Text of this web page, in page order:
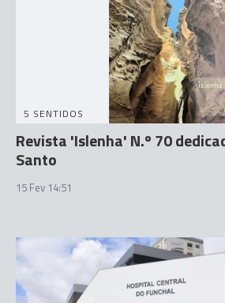
5 SENTIDOS
Revista 'Islenha' N.º 70
Santo
15 Fev 14:51